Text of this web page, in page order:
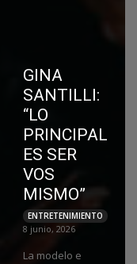
GINA
SANTILLI:
“LO
PRINCIPAL
ES SER
VOS
MISMO”
ENTRETENIMIENTO
8 junio, 2026
La modelo e